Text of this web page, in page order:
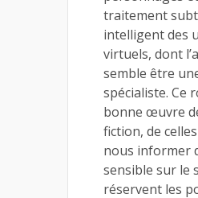
traitement
intelligent des
virtuels, dont
semble être
spécialiste. Ce
bonne œuvre
fiction, de
nous informer
sensible sur le
réservent les